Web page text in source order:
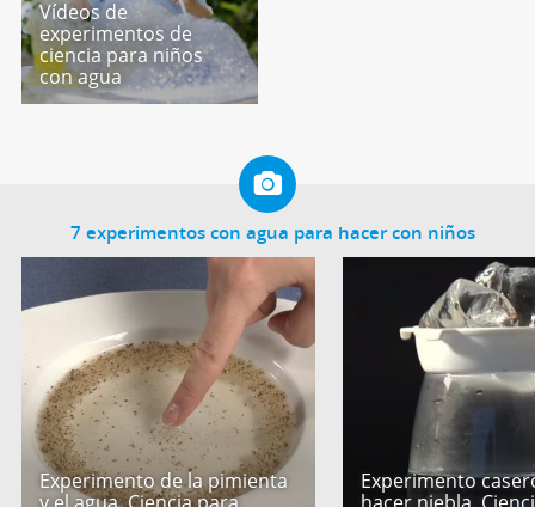
Vídeos de
experimentos de
ciencia para niños
con agua
7 experimentos con agua para hacer con niños
Experimento de la pimienta
Experimento